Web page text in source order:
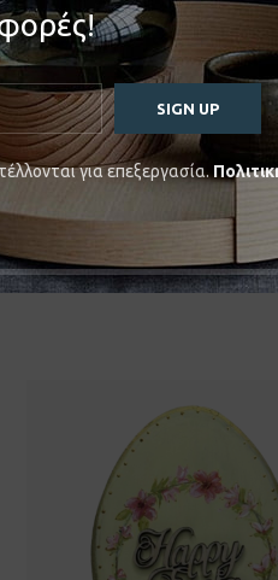
για επεξεργασία.
ακρυλικά χρώματα.